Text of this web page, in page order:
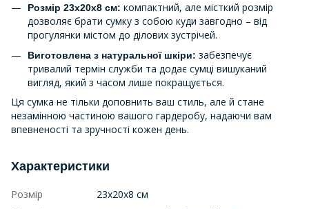
Розмір 23х20х8 см: компактний, але місткий розмір
дозволяє брати сумку з собою куди завгодно – від
прогулянки містом до ділових зустрічей.
Виготовлена з натуральної шкіри: забезпечує
тривалий термін служби та додає сумці вишуканий
вигляд, який з часом лише покращується.
Ця сумка не тільки доповнить ваш стиль, але й стане
незамінною частиною вашого гардеробу, надаючи вам
впевненості та зручності кожен день.
Характеристики
Розмір
23х20х8 см